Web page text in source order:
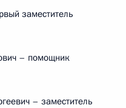
заместитель
– помощник
– заместитель